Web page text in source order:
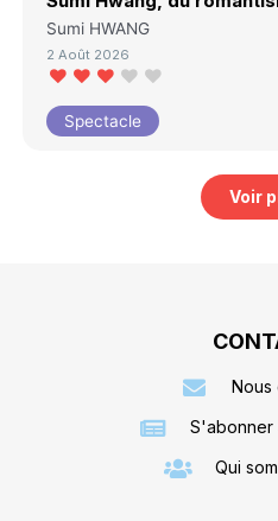
Sumi HWANG
2 Août 2026
Spectacle
Voir
Nous
S'abonner
Qui